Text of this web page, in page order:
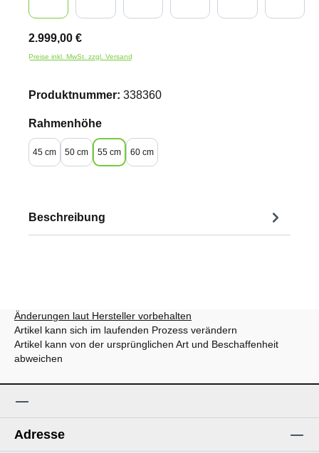
2.999,00 €
Preise inkl. MwSt. zzgl. Versand
Produktnummer: 338360
Rahmenhöheauswählen
45 cm 50 cm 55 cm 60 cm
Beschreibung
Änderungen laut Hersteller vorbehalten
Artikel kann sich im laufenden Prozess verändern
Artikel kann von der ursprünglichen Art und Beschaffenheit
abweichen
Adresse